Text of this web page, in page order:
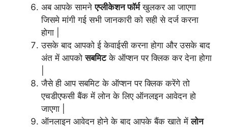
अब आपके सामनेएप्लीकेशन फॉर्मखुलकर आ जाएगा
जिसमे मांगी गई सभी जानकारी को सही से दर्ज करना
होगा |
उसके बाद आपको ई केवाईसी करना होगा और उसके बाद
अंत में आपकोसबमिटके ऑप्शन पर क्लिक कर देना होगा
जैसे ही आप सबमिट के ऑप्शन पर क्लिक करेंगे तो
एचडीएफसी बैंक में लोन के लिए ऑनलइन आवेदन हो
जाएगा |
ऑनलाइन आवेदन होने के बाद आपके बैंक खाते मेंलोन